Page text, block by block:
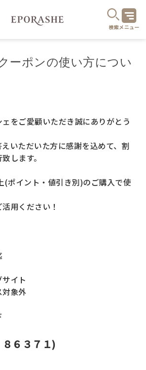
検索メニュー
お得なセット・キャンペーン お悩み
乾燥
たるみ・むくみ
ご注文方法
定期便サービスについて
定期便サービスご利用ガイド
ーポンの使い方につい
をご愛顧いただき誠にありがとう
いただいた方に感謝を込めて、割
します。
(ポイント・値引き別)のご購入で使
用ください！
イト
象外
６３７１)